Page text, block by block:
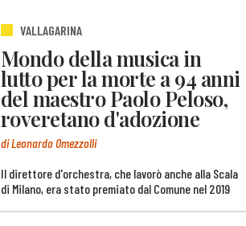
VALLAGARINA
Mondo della musica in
lutto per la morte a 94 anni
del maestro Paolo Peloso,
roveretano d'adozione
di Leonardo Omezzolli
Il direttore d'orchestra, che lavorò anche alla Scala
di Milano, era stato premiato dal Comune nel 2019